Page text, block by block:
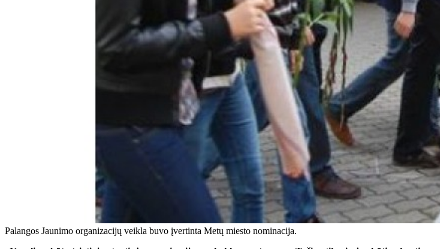
Palangos Jaunimo organizacijų veikla buvo įvertinta Metų miesto nominacija.